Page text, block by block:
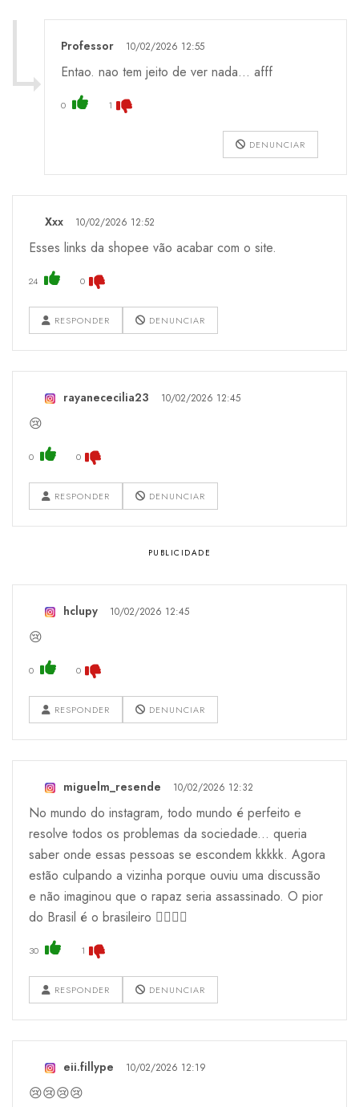
Professor 10/02/2026 12:55
Entao. nao tem jeito de ver nada... afff
0 1
DENUNCIAR
Xxx 10/02/2026 12:52
Esses links da shopee vão acabar com o site.
24 0
RESPONDER DENUNCIAR
rayanececilia23 10/02/2026 12:45
😢
0 0
RESPONDER DENUNCIAR
hclupy 10/02/2026 12:45
😢
0 0
RESPONDER DENUNCIAR
miguelm_resende 10/02/2026 12:32
No mundo do instagram, todo mundo é perfeito e
resolve todos os problemas da sociedade... queria
saber onde essas pessoas se escondem kkkkk. Agora
estão culpando a vizinha porque ouviu uma discussão
e não imaginou que o rapaz seria assassinado. O pior
do Brasil é o brasileiro 🤦‍♂️🤦‍♂️
30 1
RESPONDER DENUNCIAR
eii.fillype 10/02/2026 12:19
😢😢😢😢